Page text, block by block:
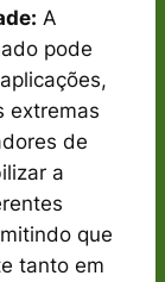
A
pode
extremas
de
a
que
tanto em